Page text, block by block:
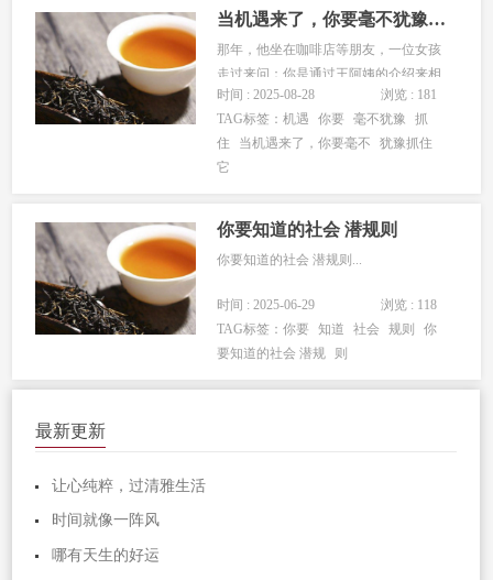
到一个人喝茶，一个人散步，一个人出
当机遇来了，你要毫不犹豫抓住它。
那年，他坐在咖啡店等朋友，一位女孩
走过来问：你是通过王阿姨的介绍来相
亲的吗？他抬头打量一下她，正是自己
喜欢的类型，心想何不将错就错，于是
忙答应道：对，请坐。结婚当天，他坦
白，当时自己不是去相亲的。老婆笑，
和...
时间 : 2025-08-28
浏览 : 181
TAG标签：机遇 你要 毫不犹豫
抓
住
当机遇来了，你要毫不
犹豫抓住
它
你要知道的社会 潜规则
你要知道的社会 潜规则...
时间 : 2025-06-29
浏览 : 118
TAG标签：你要 知道 社会 规则
你
要知道的社会 潜规
则
最新更新
让心纯粹，过清雅生活
时间就像一阵风
哪有天生的好运